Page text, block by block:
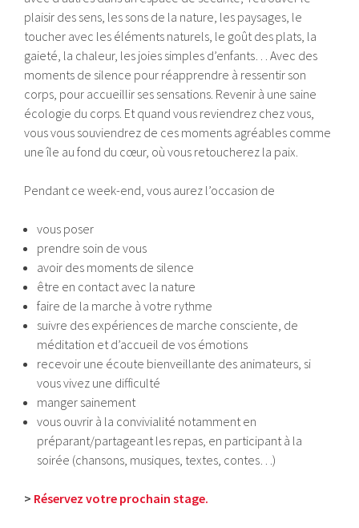
plaisir des sens, les sons de la nature, les paysages, le
toucher avec les éléments naturels, le goût des plats, la
gaieté, la chaleur, les joies simples d’enfants… Avec des
moments de silence pour réapprendre à ressentir son
corps, pour accueillir ses sensations. Revenir à une saine
écologie du corps. Et quand vous reviendrez chez vous,
vous vous souviendrez de ces moments agréables comme
une île au fond du cœur, où vous retoucherez la paix.
Pendant ce week-end, vous aurez l’occasion de
vous poser
prendre soin de vous
avoir des moments de silence
être en contact avec la nature
faire de la marche à votre rythme
suivre des expériences de marche consciente, de
méditation et d’accueil de vos émotions
recevoir une écoute bienveillante des animateurs, si
vous vivez une difficulté
manger sainement
vous ouvrir à la convivialité notamment en
préparant/partageant les repas, en participant à la
soirée (chansons, musiques, textes, contes…)
> Réservez votre prochain stage.